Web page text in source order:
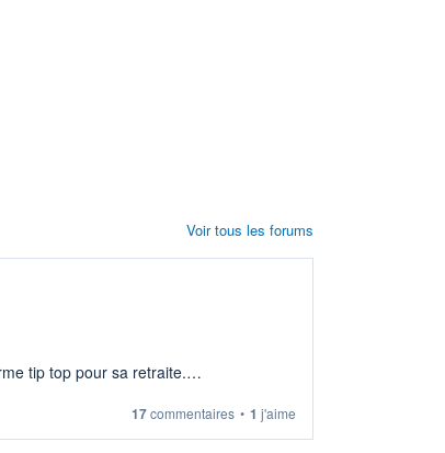
tip top pour sa retraite.
17commentaires • 1 j'aime
Voir tous les forums